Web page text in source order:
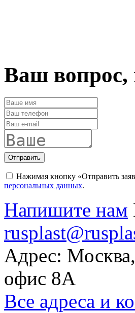
Ваш вопрос,
Отправить
Нажимая кнопку «Отправить
персональных данных.
Напишите нам
Адрес:
офис 8А
Все адреса и